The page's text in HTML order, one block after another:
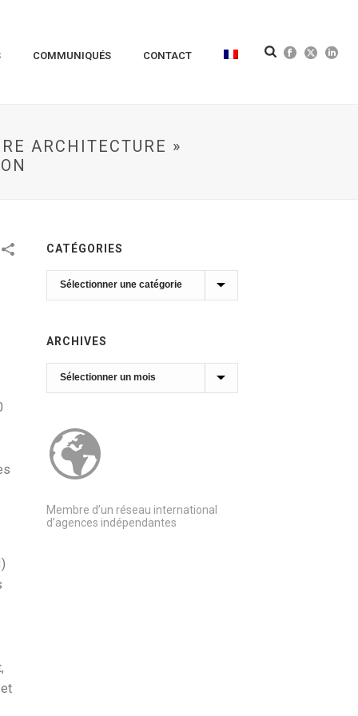
COMMUNIQUÉS CONTACT
ARCHITECTURE »
CATÉGORIES
Catégories
ARCHIVES
Archives
Membre d’un réseau international
d’agences indépendantes